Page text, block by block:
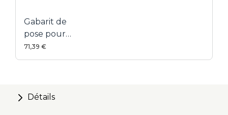
Gabarit de
pose pour
terrasse
71,39 €
Détails